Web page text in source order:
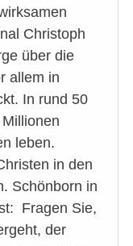
Christoph
über die
allem in
In rund 50
leben.
in den
Schönborn in
Fragen Sie,
der